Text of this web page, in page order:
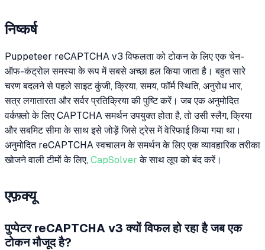
निष्कर्ष
Puppeteer reCAPTCHA v3 विफलता को टोकन के लिए एक चेन-
ऑफ-कंट्रोल समस्या के रूप में सबसे अच्छा हल किया जाता है। बहुत सारे
चरण बदलने से पहले साइट कुंजी, क्रिया, समय, फॉर्म स्थिति, अनुरोध भार,
सत्र लगातारता और सर्वर प्रतिक्रिया की पुष्टि करें। जब एक अनुमोदित
वर्कफ़्लो के लिए CAPTCHA समर्थन उपयुक्त होता है, तो उसी स्लैग, क्रिया
और सबमिट सीमा के साथ इसे जोड़ें जिसे ट्रेस में वेरिफाई किया गया था।
अनुमोदित reCAPTCHA स्वचालन के समर्थन के लिए एक व्यावहारिक तरीका
खोजने वाली टीमों के लिए, CapSolver के साथ लूप को बंद करें।
एफ़क्यू
पुप्पेटर reCAPTCHA v3 क्यों विफल हो रहा है जब एक
टोकन मौजूद है?